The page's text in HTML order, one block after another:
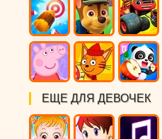
ЕЩЕ ДЛЯ ДЕВОЧЕК